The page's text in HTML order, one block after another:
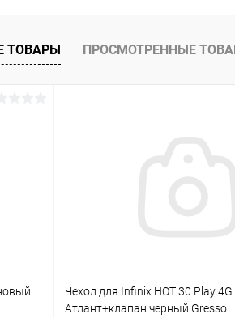
ТОВАРЫ ПРОСМОТРЕННЫЕ
Чехол для Infinix HOT 30 Play 4G
Атлант+клапан черный Gresso